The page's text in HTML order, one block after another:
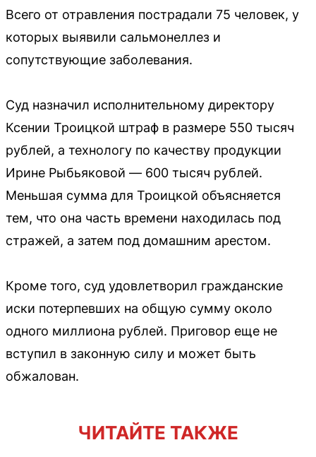
Всего от отравления пострадали 75 человек, у
которых выявили сальмонеллез и
сопутствующие заболевания.
Суд назначил исполнительному директору
Ксении Троицкой штраф в размере 550 тысяч
рублей, а технологу по качеству продукции
Ирине Рыбьяковой — 600 тысяч рублей.
Меньшая сумма для Троицкой объясняется
тем, что она часть времени находилась под
стражей, а затем под домашним арестом.
Кроме того, суд удовлетворил гражданские
иски потерпевших на общую сумму около
одного миллиона рублей. Приговор еще не
вступил в законную силу и может быть
обжалован.
ЧИТАЙТЕ ТАКЖЕ